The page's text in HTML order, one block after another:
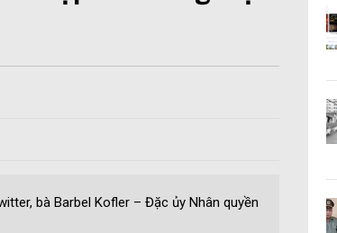
bà Barbel Kofler – Đặc ủy Nhân quyền